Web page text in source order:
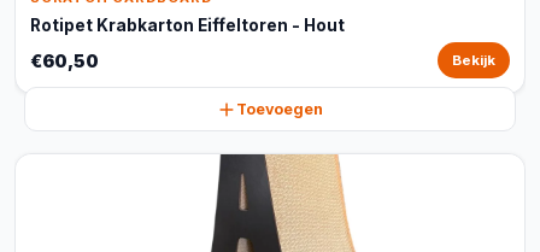
Rotipet Krabkarton Eiffeltoren - Hout
€60,50 Bekijk
Toevoegen